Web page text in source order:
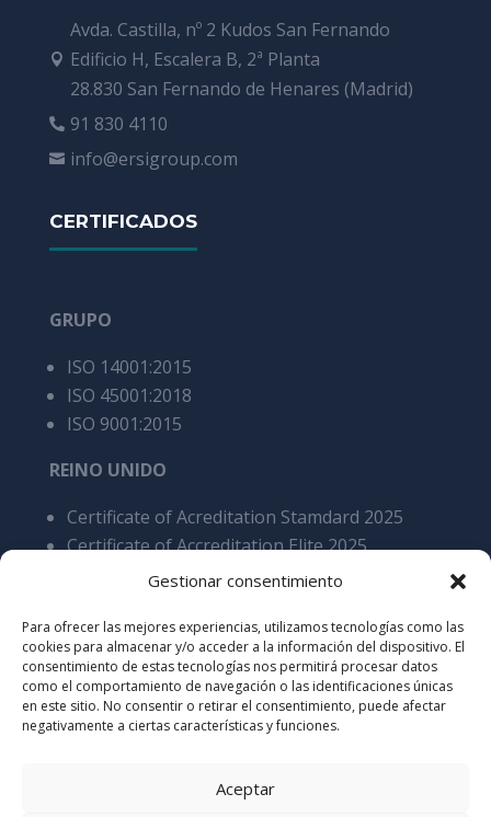
Gestionar consentimiento
Para ofrecer las mejores experiencias, utilizamos tecnologías como las
cookies para almacenar y/o acceder a la información del dispositivo. El
consentimiento de estas tecnologías nos permitirá procesar datos
como el comportamiento de navegación o las identificaciones únicas
en este sitio. No consentir o retirar el consentimiento, puede afectar
negativamente a ciertas características y funciones.
Aceptar

Avda. Castilla, nº 2 Kudos San Fernando
Edificio H, Escalera B, 2ª Planta
28.830 San Fernando de Henares (Madrid)
 91 830 4110
 info@ersigroup.com
CERTIFICADOS
GRUPO
ISO 14001:2015
ISO 45001:2018
ISO 9001:2015
REINO UNIDO
Certificate of Acreditation Stamdard 2025
Certificate of Accreditation Elite 2025
BRE BES 6001 4.0 Responsible Sourcing of
Cares 5200 Processing of steel reinforcement
products, overall SCS v9